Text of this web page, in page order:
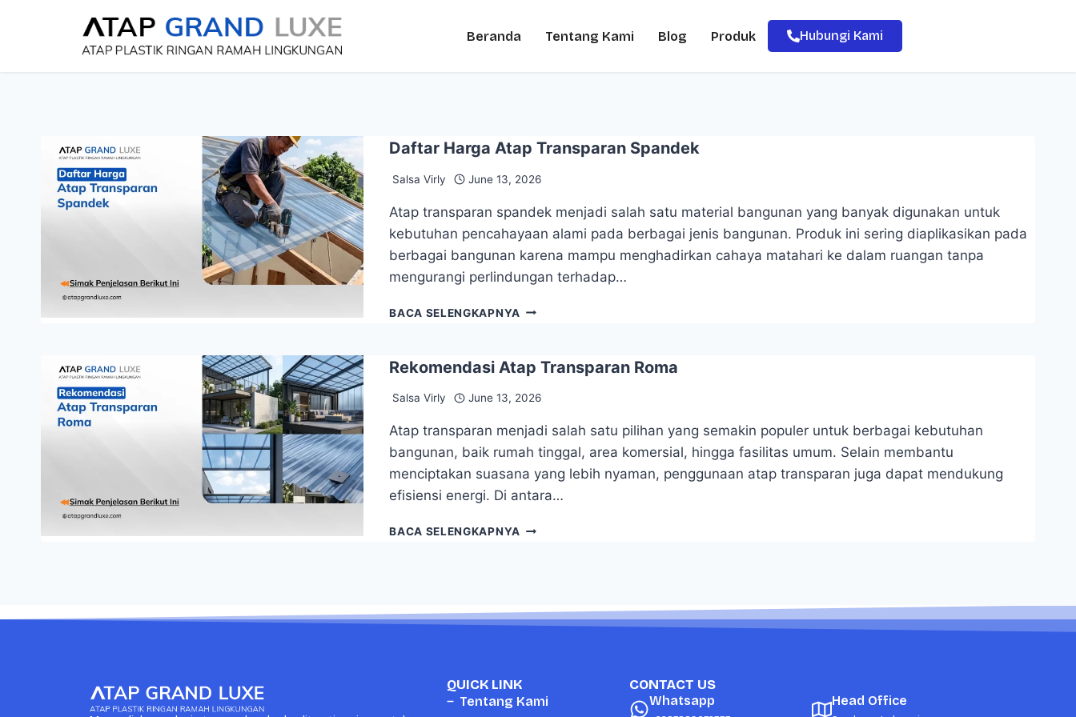
Beranda Tentang Kami Blog Produk Hubungi Kami
Daftar Harga Atap Transparan Spandek
Salsa Virly June 13, 2026
Atap transparan spandek menjadi salah satu material bangunan yang banyak digunakan untuk
kebutuhan pencahayaan alami pada berbagai jenis bangunan. Produk ini sering diaplikasikan pada
berbagai bangunan karena mampu menghadirkan cahaya matahari ke dalam ruangan tanpa
mengurangi perlindungan terhadap…
BACA SELENGKAPNYA
Rekomendasi Atap Transparan Roma
Salsa Virly June 13, 2026
Atap transparan menjadi salah satu pilihan yang semakin populer untuk berbagai kebutuhan
bangunan, baik rumah tinggal, area komersial, hingga fasilitas umum. Selain membantu
menciptakan suasana yang lebih nyaman, penggunaan atap transparan juga dapat mendukung
efisiensi energi. Di antara…
BACA SELENGKAPNYA
QUICK LINK
Tentang Kami
CONTACT US
Whatsapp Head Office